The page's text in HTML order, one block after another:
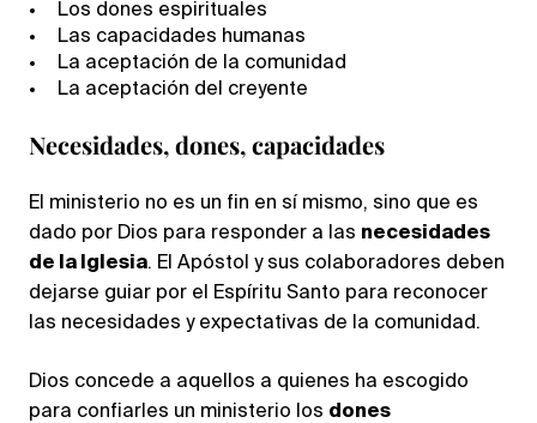
Los dones espirituales
Las capacidades humanas
La aceptación de la comunidad
La aceptación del creyente
Necesidades, dones, capacidades
El ministerio no es un fin en sí mismo, sino que es
dado por Dios para responder a las necesidades
de la Iglesia. El Apóstol y sus colaboradores deben
dejarse guiar por el Espíritu Santo para reconocer
las necesidades y expectativas de la comunidad.
Dios concede a aquellos a quienes ha escogido
para confiarles un ministerio los dones